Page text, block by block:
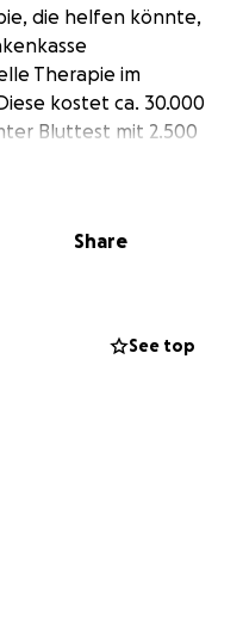
die helfen könnte,
Therapie im
kostet ca. 30.000
Bluttest mit 2.500
für
von einer Bank zu
die mir zu Hilfe
Arzt erzählte, dass
Share
See top